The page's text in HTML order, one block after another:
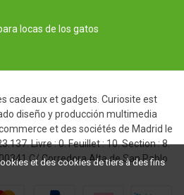
locas de los gatos
cadeaux et gadgets. Curiosite est
diseño y producción multimedia
et des sociétés de Madrid le
Livre : 0. Feuillet : 10. Section : 8.
C/ Corredera Alta de San Pablo
et des cookies de tiers à des fins